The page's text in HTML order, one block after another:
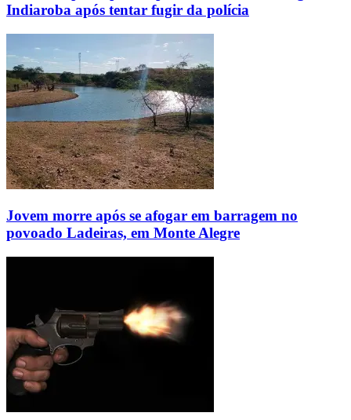
Indiaroba após tentar fugir da polícia
Jovem morre após se afogar em barragem no
povoado Ladeiras, em Monte Alegre